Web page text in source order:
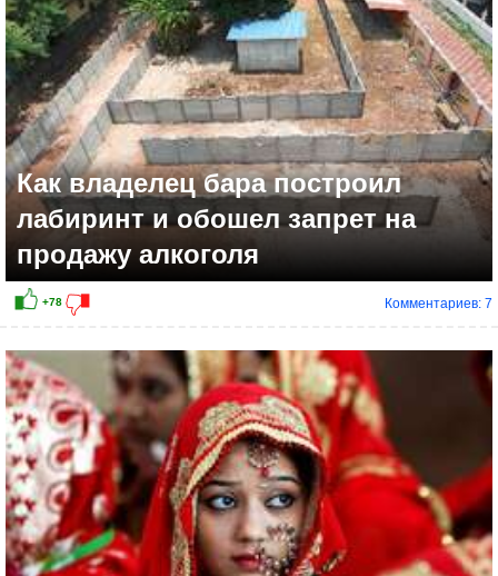
+65
Как владелец бара построил
лабиринт и обошел запрет на
продажу алкоголя
Комментариев: 7